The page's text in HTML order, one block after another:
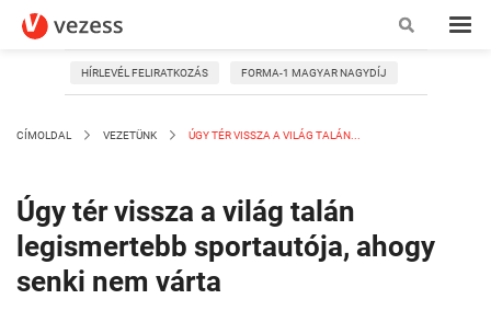
HÍRLEVÉL FELIRATKOZÁS FORMA-1 MAGYAR NAGYDÍJ
CÍMOLDAL VEZETÜNK ÚGY TÉR VISSZA A VILÁG TALÁN...
Úgy tér vissza a világ talán
legismertebb sportautója, ahogy
senki nem várta